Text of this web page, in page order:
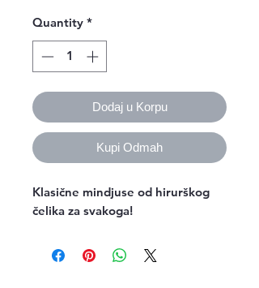
Quantity *
Dodaj u Korpu
Kupi Odmah
Klasične mindjuse od hirurškog
čelika za svakoga!